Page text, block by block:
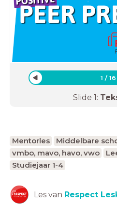
1 /16
Slide 1:
Mentorles Middelbare
vmbo, mavo, havo, vwo
Studiejaar 1-4
Les van Respect